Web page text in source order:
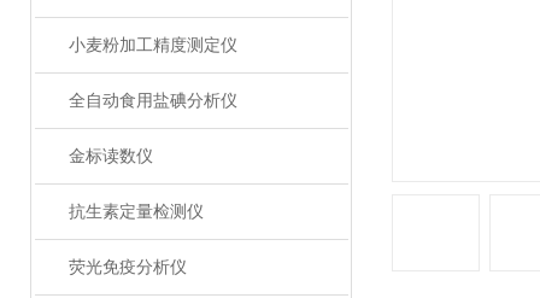
小麦粉加工精度测定仪
全自动食用盐碘分析仪
金标读数仪
抗生素定量检测仪
荧光免疫分析仪